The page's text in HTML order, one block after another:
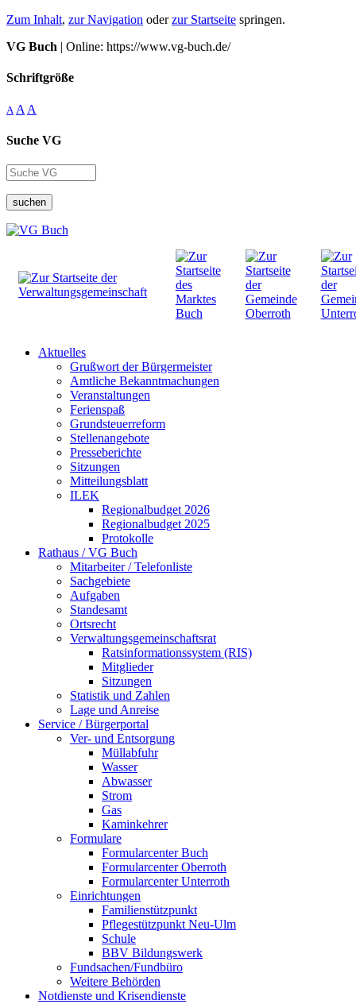
Zum Inhalt, zur Navigation oderzur Startseite springen.
VG Buch | Online: https://www.vg-buch.de/
Schriftgröße
A A A
Suche VG
suchen
Aktuelles
Grußwort der Bürgermeister
Amtliche Bekanntmachungen
Veranstaltungen
Ferienspaß
Grundsteuerreform
Stellenangebote
Presseberichte
Sitzungen
Mitteilungsblatt
ILEK
Regionalbudget 2026
Regionalbudget 2025
Protokolle
Rathaus / VG Buch
Mitarbeiter / Telefonliste
Sachgebiete
Aufgaben
Standesamt
Ortsrecht
Verwaltungsgemeinschaftsrat
Ratsinformationssystem (RIS)
Mitglieder
Sitzungen
Statistik und Zahlen
Lage und Anreise
Service / Bürgerportal
Ver- und Entsorgung
Müllabfuhr
Wasser
Abwasser
Strom
Gas
Kaminkehrer
Formulare
Formularcenter Buch
Formularcenter Oberroth
Formularcenter Unterroth
Einrichtungen
Familienstützpunkt
Pflegestützpunkt Neu-Ulm
Schule
BBV Bildungswerk
Fundsachen/Fundbüro
Weitere Behörden
Notdienste und Krisendienste